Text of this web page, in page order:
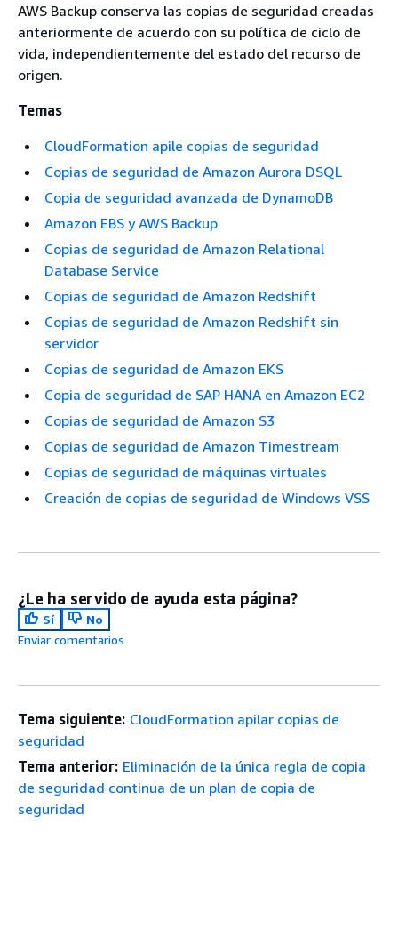
AWS Backup conserva las copias de seguridad creadas
anteriormente de acuerdo con su política de ciclo de
vida, independientemente del estado del recurso de
origen.
Temas
CloudFormation apile copias de seguridad
Copias de seguridad de Amazon Aurora DSQL
Copia de seguridad avanzada de DynamoDB
Amazon EBS y AWS Backup
Copias de seguridad de Amazon Relational
Database Service
Copias de seguridad de Amazon Redshift
Copias de seguridad de Amazon Redshift sin
servidor
Copias de seguridad de Amazon EKS
Copia de seguridad de SAP HANA en Amazon EC2
Copias de seguridad de Amazon S3
Copias de seguridad de Amazon Timestream
Copias de seguridad de máquinas virtuales
Creación de copias de seguridad de Windows VSS
¿Le ha servido de ayuda esta página?
Sí
No
Enviar comentarios
Tema siguiente: CloudFormation apilar copias de
seguridad
Tema anterior: Eliminación de la única regla de copia
de seguridad continua de un plan de copia de
seguridad